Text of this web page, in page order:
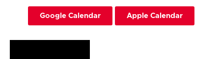
Google Calendar Apple Calendar